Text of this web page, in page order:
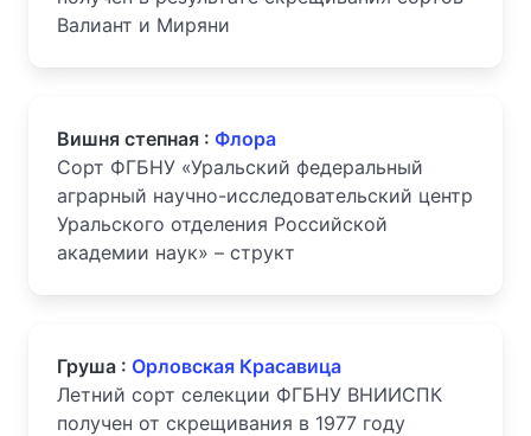
Валиант и Миряни
Вишня степная : Флора
Сорт ФГБНУ «Уральский федеральный
аграрный научно-исследовательский центр
Уральского отделения Российской
академии наук» – структ
Груша : Орловская Красавица
Летний сорт селекции ФГБНУ ВНИИСПК
получен от скрещивания в 1977 году